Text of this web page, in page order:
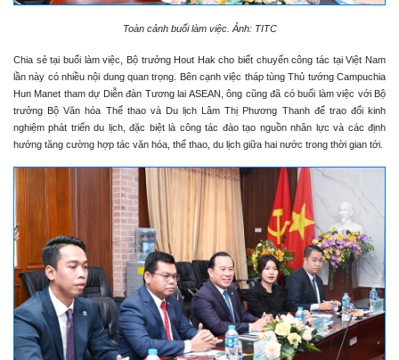
Toàn cảnh buổi làm việc. Ảnh: TITC
Chia sẻ tại buổi làm việc, Bộ trưởng Hout Hak cho biết chuyến công tác tại Việt Nam
lần này có nhiều nội dung quan trọng. Bên cạnh việc tháp tùng Thủ tướng Campuchia
Hun Manet tham dự Diễn đàn Tương lai ASEAN, ông cũng đã có buổi làm việc với Bộ
trưởng Bộ Văn hóa Thể thao và Du lịch Lâm Thị Phương Thanh để trao đổi kinh
nghiệm phát triển du lịch, đặc biệt là công tác đào tạo nguồn nhân lực và các định
hướng tăng cường hợp tác văn hóa, thể thao, du lịch giữa hai nước trong thời gian tới.